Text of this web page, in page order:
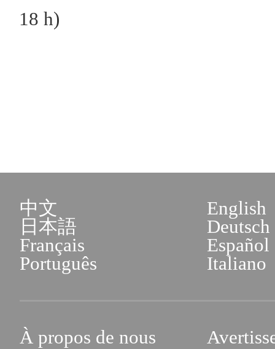
18 h)
中文
English
日本語
Deutsch
Français
Español
Português
Italiano
À propos de nous